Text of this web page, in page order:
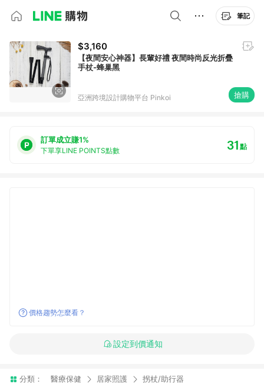
筆記
$3,160
【夜間安心神器】長輩好禮 夜間時尚反光折疊
手杖-蜂巢黑
亞洲跨境設計購物平台 Pinkoi 搶購
訂單成立賺1%
下單享LINE POINTS點數 31點
價格趨勢怎麼看？
設定到價通知
分類： 醫療保健 居家照護 拐杖/助行器